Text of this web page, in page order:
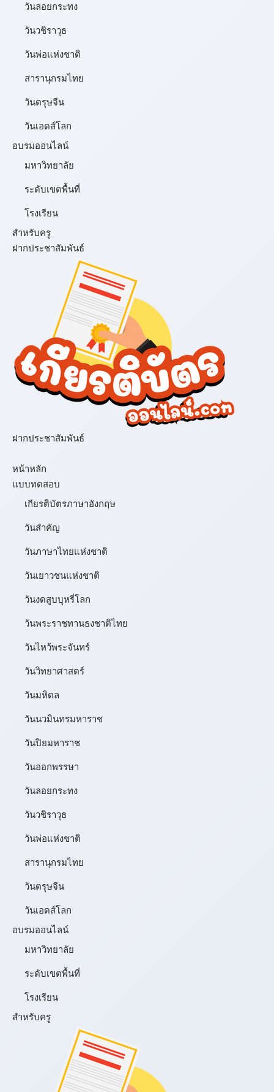
วันลอยกระทง
วันวชิราวุธ
วันพ่อแห่งชาติ
สารานุกรมไทย
วันตรุษจีน
วันเอดส์โลก
อบรมออนไลน์
มหาวิทยาลัย
ระดับเขตพื้นที่
โรงเรียน
สำหรับครู
ฝากประชาสัมพันธ์
ฝากประชาสัมพันธ์
หน้าหลัก
แบบทดสอบ
เกียรติบัตรภาษาอังกฤษ
วันสำคัญ
วันภาษาไทยแห่งชาติ
วันเยาวชนแห่งชาติ
วันงดสูบบุหรี่โลก
วันพระราชทานธงชาติไทย
วันไหว้พระจันทร์​
วันวิทยาศาสตร์
วันมหิดล
วันนวมินทรมหาราช
วันปิยมหาราช
วันออกพรรษา
วันลอยกระทง
วันวชิราวุธ
วันพ่อแห่งชาติ
สารานุกรมไทย
วันตรุษจีน
วันเอดส์โลก
อบรมออนไลน์
มหาวิทยาลัย
ระดับเขตพื้นที่
โรงเรียน
สำหรับครู